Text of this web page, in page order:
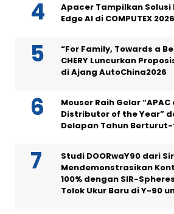
Apacer Tampilkan
Edge AI di COMPUTEX 2026
“For Family, Towards a
CHERY Luncurkan
di Ajang AutoChina2026
Mouser Raih Gelar
Distributor of the Year”
Delapan Tahun
Studi DOORwaY90 dari
Mendemonstrasikan
100% dengan SIR-
Tolok Ukur Baru di Y-90